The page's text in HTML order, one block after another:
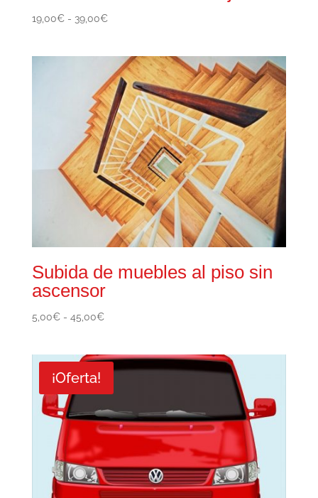
19,00€ - 39,00€Rango
desde
19,00€
hasta
39,00€
Subida de muebles al piso sin
ascensor
5,00€ - 45,00€Rango
desde
hasta
45,00€
¡Oferta!